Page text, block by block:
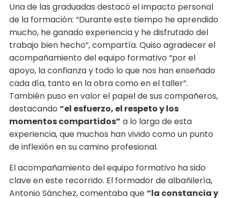
Una de las graduadas destacó el impacto personal
de la formación: “Durante este tiempo he aprendido
mucho, he ganado experiencia y he disfrutado del
trabajo bien hecho”, compartía. Quiso agradecer el
acompañamiento del equipo formativo “por el
apoyo, la confianza y todo lo que nos han enseñado
cada día, tanto en la obra como en el taller”.
También puso en valor el papel de sus compañeros,
destacando “el esfuerzo, el respeto y los
momentos compartidos” a lo largo de esta
experiencia, que muchos han vivido como un punto
de inflexión en su camino profesional.
El acompañamiento del equipo formativo ha sido
clave en este recorrido. El formador de albañilería,
Antonio Sánchez, comentaba que“la constancia y